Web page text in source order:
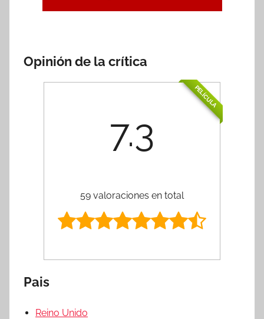
Opinión de la crítica
PELÍCULA
7.3
59 valoraciones en total
Pais
Reino Unido